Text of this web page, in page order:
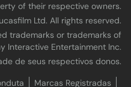
of their respective owners.
Ltd. All rights reserved.
trademarks or trademarks of
Interactive Entertainment Inc.
de seus respectivos donos.
Marcas Registradas